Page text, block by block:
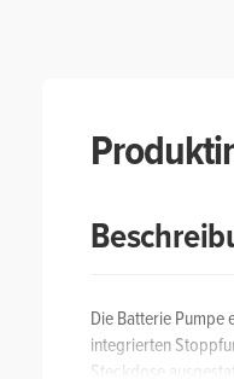
Die Batterie
integrierten
Steckdose